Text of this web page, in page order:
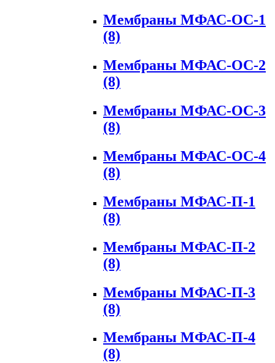
Мембраны МФАС-ОС-1
(8)
Мембраны МФАС-ОС-2
(8)
Мембраны МФАС-ОС-3
(8)
Мембраны МФАС-ОС-4
(8)
Мембраны МФАС-П-1
(8)
Мембраны МФАС-П-2
(8)
Мембраны МФАС-П-3
(8)
Мембраны МФАС-П-4
(8)